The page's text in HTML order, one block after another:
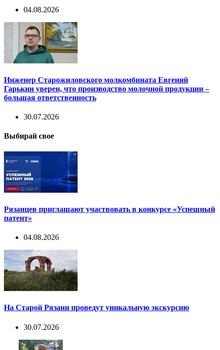
04.08.2026
Инженер Старожиловского молкомбината Евгений
Гарькин уверен, что производство молочной продукции –
большая ответственность
30.07.2026
Выбирай свое
Рязанцев приглашают участвовать в конкурсе «Успешный
патент»
04.08.2026
На Старой Рязани проведут уникальную экскурсию
30.07.2026